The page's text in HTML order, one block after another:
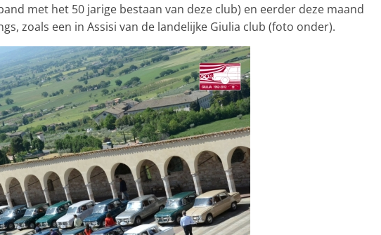
met het 50 jarige bestaan van deze club) en eerder deze maand
zoals een in Assisi van de landelijke Giulia club (foto onder).